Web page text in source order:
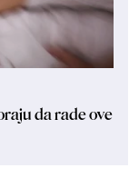
da rade ove